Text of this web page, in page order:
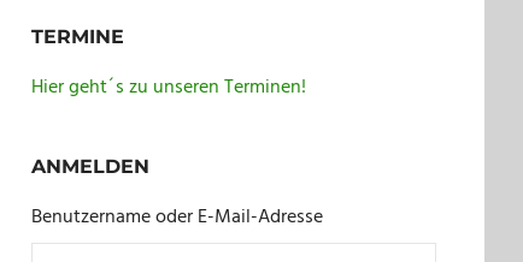
TERMINE
Hier geht´s zu unseren Terminen!
ANMELDEN
Benutzername oder E-Mail-Adresse